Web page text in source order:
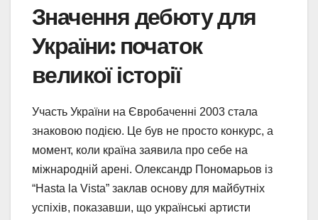
Значення дебюту для
України: початок
великої історії
Участь України на Євробаченні 2003 стала
знаковою подією. Це був не просто конкурс, а
момент, коли країна заявила про себе на
міжнародній арені. Олександр Пономарьов із
“Hasta la Vista” заклав основу для майбутніх
успіхів, показавши, що українські артисти